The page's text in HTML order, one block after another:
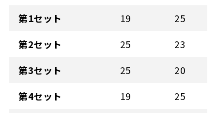
第1セット
19
25
第2セット
25
23
第3セット
25
20
第4セット
19
25